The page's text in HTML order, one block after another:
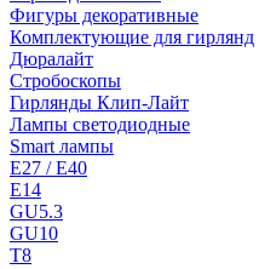
Фигуры декоративные
Комплектующие для гирлянд
Дюралайт
Стробоскопы
Гирлянды Клип-Лайт
Лампы светодиодные
Smart лампы
E27 / E40
E14
GU5.3
GU10
T8